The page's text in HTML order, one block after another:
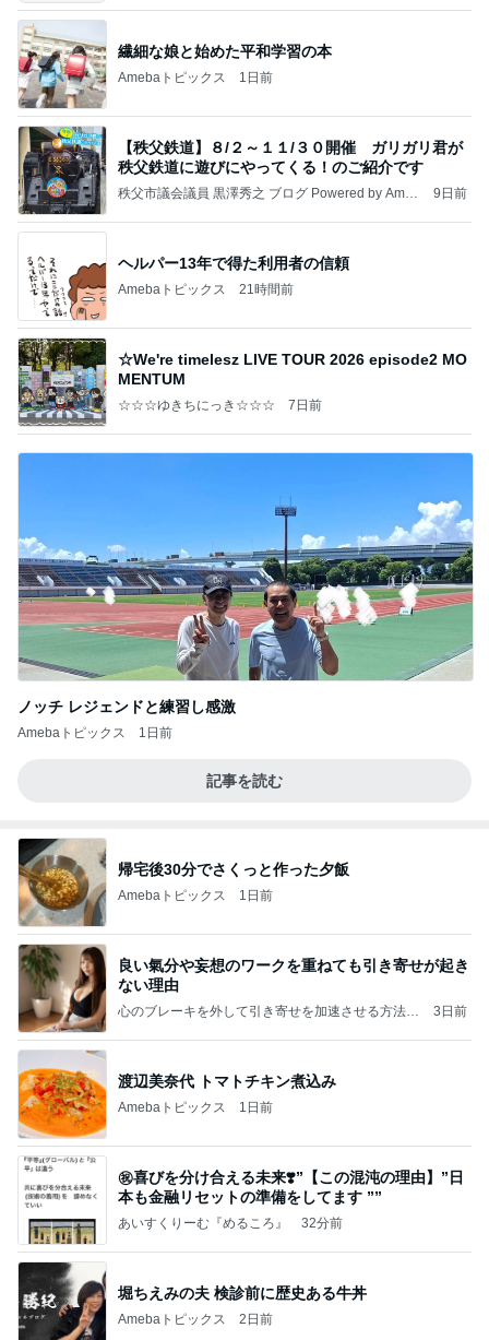
繊細な娘と始めた平和学習の本
Amebaトピックス 1日前
【秩父鉄道】８/２～１１/３０開催 ガリガリ君が
秩父鉄道に遊びにやってくる！のご紹介です
秩父市議会議員 黒澤秀之 ブログ Powered by Ameb
9日前
ヘルパー13年で得た利用者の信頼
Amebaトピックス 21時間前
☆We're timelesz LIVE TOUR 2026 episode2 MO
MENTUM
☆☆☆ゆきちにっき☆☆☆ 7日前
ノッチ レジェンドと練習し感激
Amebaトピックス 1日前
記事を読む
帰宅後30分でさくっと作った夕飯
Amebaトピックス 1日前
良い氣分や妄想のワークを重ねても引き寄せが起き
ない理由
心のブレーキを外して引き寄せを加速させる方法：
3日前
渡辺美奈代 トマトチキン煮込み
Amebaトピックス 1日前
㊗️喜びを分け合える未来❣️”【この混沌の理由】”⽇
本も⾦融リセットの準備をしてます ””
あいすくりーむ『めるころ』 32分前
堀ちえみの夫 検診前に歴史ある牛丼
Amebaトピックス 2日前